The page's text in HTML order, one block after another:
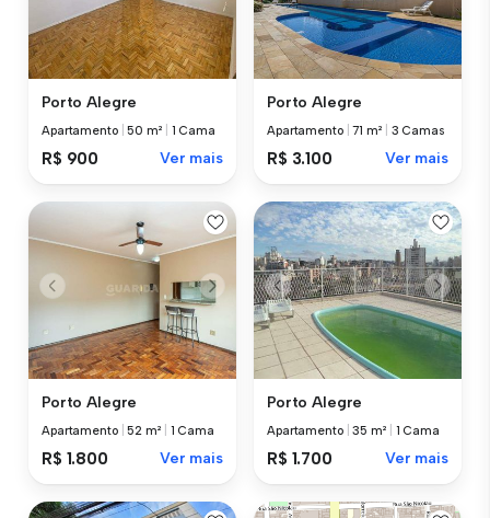
Porto Alegre
Apartamento |50 m² 1 Cama
R$ 900 Ver mais
Porto Alegre
Apartamento |71 m² 3 Camas
R$ 3.100 Ver mais
Porto Alegre
Apartamento |52 m² 1 Cama
R$ 1.800 Ver mais
Porto Alegre
Apartamento |35 m² 1 Cama
R$ 1.700 Ver mais